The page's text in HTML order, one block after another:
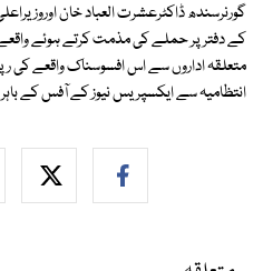
گورنرسندھ ڈاکٹرعشرت العباد خان
کے دفتر پر حملے کی مذمت کرتے ہوئے واقعے
متعلقہ اداروں سے اس افسوسناک واقعے کی
انتظامیہ سے ایکسپریس نیوز کے آفس کے